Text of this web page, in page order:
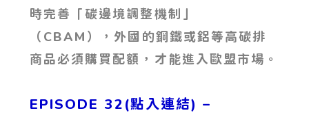
時完善「碳邊境調整機制」
（CBAM），外國的鋼鐵或鋁等高碳排
商品必須購買配額，才能進入歐盟市場。
EPISODE 32(點入連結) –